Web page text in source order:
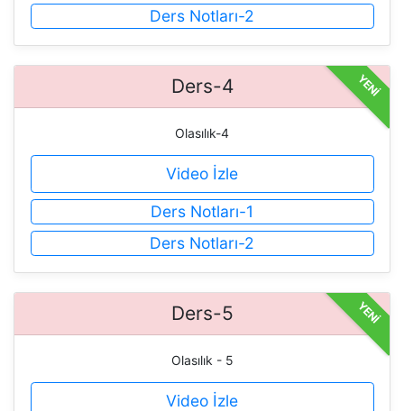
Ders Notları-2
Ders-4 YENİ
Olasılık-4
Video İzle
Ders Notları-1
Ders Notları-2
Ders-5 YENİ
Olasılık - 5
Video İzle